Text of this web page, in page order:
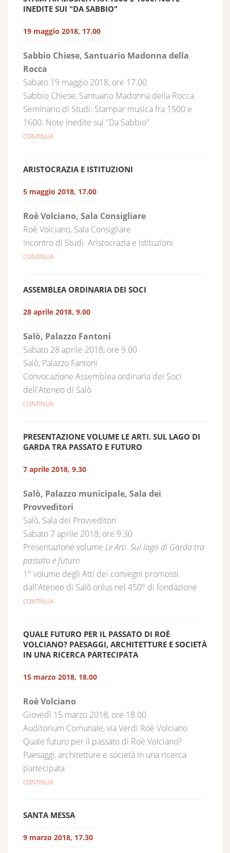
INEDITE SUI "DA SABBIO"
19 maggio 2018, 17.00
Sabbio Chiese, Santuario Madonna della
Rocca
Sabato 19 maggio 2018, ore 17.00
Sabbio Chiese, Santuario Madonna della Rocca
Seminario di Studi: Stampar musica fra 1500 e
1600. Note inedite sui "Da Sabbio"
CONTINUA
ARISTOCRAZIA E ISTITUZIONI
5 maggio 2018, 17.00
Roè Volciano, Sala Consigliare
Roè Volciano, Sala Consigliare
Incontro di Studi: Aristocrazia e Istituzioni
CONTINUA
ASSEMBLEA ORDINARIA DEI SOCI
28 aprile 2018, 9.00
Salò, Palazzo Fantoni
Sabato 28 aprile 2018, ore 9.00
Salò, Palazzo Fantoni
Convocazione Assemblea ordinaria dei Soci
dell'Ateneo di Salò
CONTINUA
PRESENTAZIONE VOLUME LE ARTI. SUL LAGO DI
GARDA TRA PASSATO E FUTURO
7 aprile 2018, 9.30
Salò, Palazzo municipale, Sala dei
Provveditori
Salò, Sala dei Provveditori
Sabato 7 aprile 2018, ore 9.30
Presentazione volume Le Arti. Sul lago di Garda tra
passato e futuro
1° volume degli Atti dei convegni promossi
dall'Ateneo di Salò onlus nel 450° di fondazione
CONTINUA
QUALE FUTURO PER IL PASSATO DI ROÈ
VOLCIANO? PAESAGGI, ARCHITETTURE E SOCIETÀ
IN UNA RICERCA PARTECIPATA
15 marzo 2018, 18.00
Roè Volciano
Giovedì 15 marzo 2018, ore 18.00
Auditorium Comunale, via Verdi Roè Volciano
Quale futuro per il passato di Roè Volciano?
Paesaggi, architetture e società in una ricerca
partecipata
CONTINUA
SANTA MESSA
9 marzo 2018, 17.30